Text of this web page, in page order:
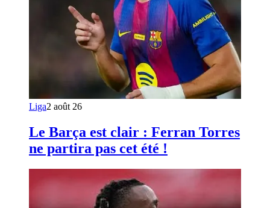
Liga2 août 26
Le Barça est clair : Ferran Torres
ne partira pas cet été !